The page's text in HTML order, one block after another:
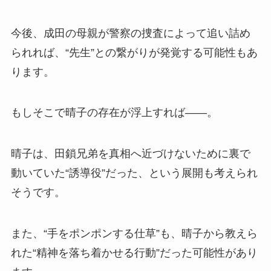
今後、成田の母親が警察の捜査によって追い詰め
られれば、“先生”との繋がりが発覚する可能性もあ
ります。
もしそこで晴子の存在が浮上すれば――。
晴子は、田鎖兄弟を真相へ近づけないために裏で
動いていた“誘導役”だった、という展開も考えられ
そうです。
また、“手をポンポンする仕草”も、晴子から教えら
れた“精神を落ち着かせる行動”だった可能性があり